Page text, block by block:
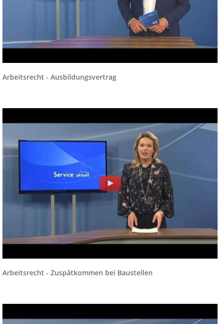
Arbeitsrecht - Ausbildungsvertrag
Arbeitsrecht - Zuspätkommen bei Baustellen